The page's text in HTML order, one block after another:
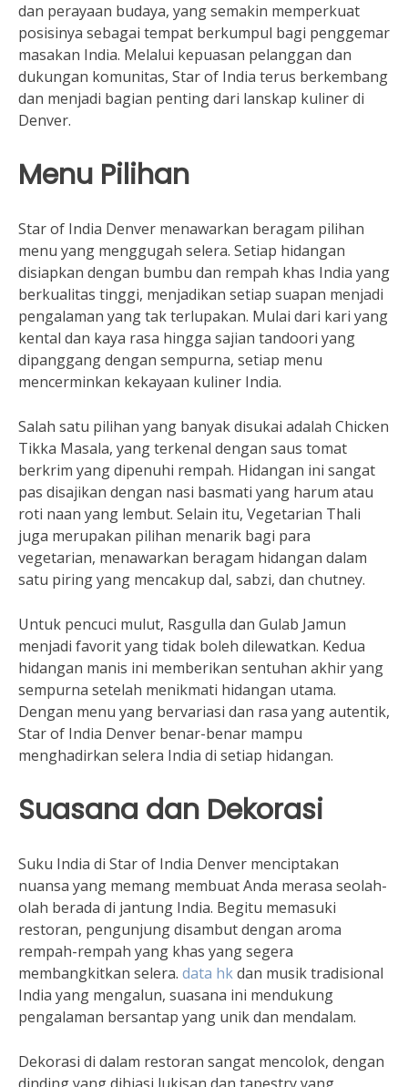
dan perayaan budaya, yang semakin memperkuat
posisinya sebagai tempat berkumpul bagi penggemar
masakan India. Melalui kepuasan pelanggan dan
dukungan komunitas, Star of India terus berkembang
dan menjadi bagian penting dari lanskap kuliner di
Denver.
Menu Pilihan
Star of India Denver menawarkan beragam pilihan
menu yang menggugah selera. Setiap hidangan
disiapkan dengan bumbu dan rempah khas India yang
berkualitas tinggi, menjadikan setiap suapan menjadi
pengalaman yang tak terlupakan. Mulai dari kari yang
kental dan kaya rasa hingga sajian tandoori yang
dipanggang dengan sempurna, setiap menu
mencerminkan kekayaan kuliner India.
Salah satu pilihan yang banyak disukai adalah Chicken
Tikka Masala, yang terkenal dengan saus tomat
berkrim yang dipenuhi rempah. Hidangan ini sangat
pas disajikan dengan nasi basmati yang harum atau
roti naan yang lembut. Selain itu, Vegetarian Thali
juga merupakan pilihan menarik bagi para
vegetarian, menawarkan beragam hidangan dalam
satu piring yang mencakup dal, sabzi, dan chutney.
Untuk pencuci mulut, Rasgulla dan Gulab Jamun
menjadi favorit yang tidak boleh dilewatkan. Kedua
hidangan manis ini memberikan sentuhan akhir yang
sempurna setelah menikmati hidangan utama.
Dengan menu yang bervariasi dan rasa yang autentik,
Star of India Denver benar-benar mampu
menghadirkan selera India di setiap hidangan.
Suasana dan Dekorasi
Suku India di Star of India Denver menciptakan
nuansa yang memang membuat Anda merasa seolah-
olah berada di jantung India. Begitu memasuki
restoran, pengunjung disambut dengan aroma
rempah-rempah yang khas yang segera
membangkitkan selera. data hkdan musik tradisional
India yang mengalun, suasana ini mendukung
pengalaman bersantap yang unik dan mendalam.
Dekorasi di dalam restoran sangat mencolok, dengan